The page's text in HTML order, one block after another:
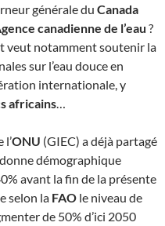
générale du Canada
canadienne de l’eau ?
veut notamment soutenir la
sur l’eau douce en
internationale, y
africains…
l’ONU (GIEC) a déjà partagé
donne démographique
avant la fin de la présente
selon la FAO le niveau de
de 50% d’ici 2050